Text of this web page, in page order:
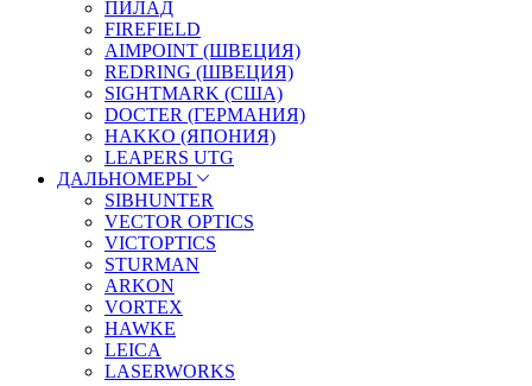
ПИЛАД
FIREFIELD
AIMPOINT (ШВЕЦИЯ)
REDRING (ШВЕЦИЯ)
SIGHTMARK (США)
DOCTER (ГЕРМАНИЯ)
HAKKO (ЯПОНИЯ)
LEAPERS UTG
ДАЛЬНОМЕРЫ
SIBHUNTER
VECTOR OPTICS
VICTOPTICS
STURMAN
ARKON
VORTEX
HAWKE
LEICA
LASERWORKS